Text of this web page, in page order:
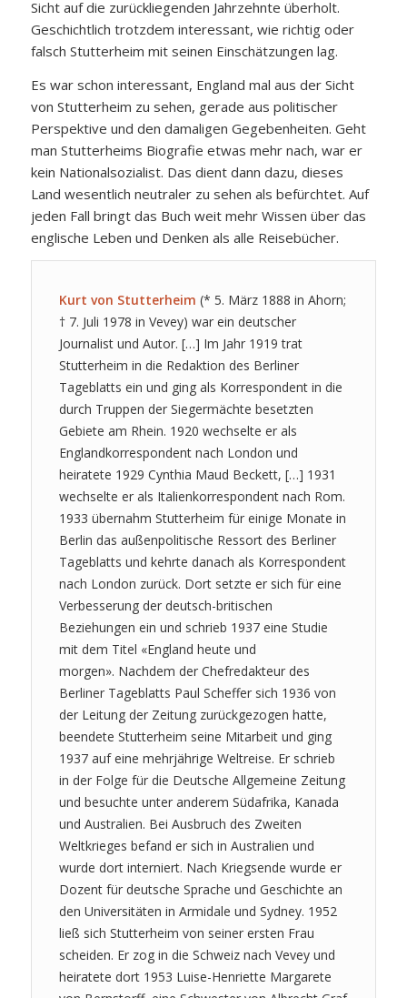
Sicht auf die zurückliegenden Jahrzehnte überholt.
Geschichtlich trotzdem interessant, wie richtig oder
falsch Stutterheim mit seinen Einschätzungen lag.
Es war schon interessant, England mal aus der Sicht
von Stutterheim zu sehen, gerade aus politischer
Perspektive und den damaligen Gegebenheiten. Geht
man Stutterheims Biografie etwas mehr nach, war er
kein Nationalsozialist. Das dient dann dazu, dieses
Land wesentlich neutraler zu sehen als befürchtet. Auf
jeden Fall bringt das Buch weit mehr Wissen über das
englische Leben und Denken als alle Reisebücher.
Kurt von Stutterheim (* 5. März 1888 in Ahorn;
† 7. Juli 1978 in Vevey) war ein deutscher
Journalist und Autor. […] Im Jahr 1919 trat
Stutterheim in die Redaktion des Berliner
Tageblatts ein und ging als Korrespondent in die
durch Truppen der Siegermächte besetzten
Gebiete am Rhein. 1920 wechselte er als
Englandkorrespondent nach London und
heiratete 1929 Cynthia Maud Beckett, […] 1931
wechselte er als Italienkorrespondent nach Rom.
1933 übernahm Stutterheim für einige Monate in
Berlin das außenpolitische Ressort des Berliner
Tageblatts und kehrte danach als Korrespondent
nach London zurück. Dort setzte er sich für eine
Verbesserung der deutsch-britischen
Beziehungen ein und schrieb 1937 eine Studie
mit dem Titel «England heute und
morgen». Nachdem der Chefredakteur des
Berliner Tageblatts Paul Scheffer sich 1936 von
der Leitung der Zeitung zurückgezogen hatte,
beendete Stutterheim seine Mitarbeit und ging
1937 auf eine mehrjährige Weltreise. Er schrieb
in der Folge für die Deutsche Allgemeine Zeitung
und besuchte unter anderem Südafrika, Kanada
und Australien. Bei Ausbruch des Zweiten
Weltkrieges befand er sich in Australien und
wurde dort interniert. Nach Kriegsende wurde er
Dozent für deutsche Sprache und Geschichte an
den Universitäten in Armidale und Sydney. 1952
ließ sich Stutterheim von seiner ersten Frau
scheiden. Er zog in die Schweiz nach Vevey und
heiratete dort 1953 Luise-Henriette Margarete